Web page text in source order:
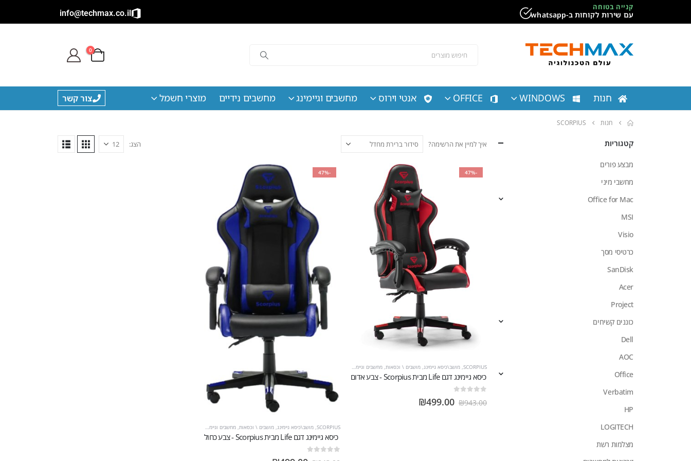
קנייה בטוחה
עם שירות לקוחות ב-whatsapp info@techmax.co.il
0
חנות WINDOWS
OFFICE אנטי וירוס מחשבים וגיימינג מחשבים נידיים מוצרי חשמל צור קשר
חנות SCORPIUS
איך למיין את הרשימה? הצג:
-47%
SCORPIUS מושב\כיסא גיימינג מושבים \ וכסאות מחשבים וגיימינג
כיסא גיימינג דגם Life מבית Scorpius - צבע אדום
₪943.00
₪499.00
-47%
SCORPIUS
, מושב\כיסא גיימינג, מושבים \ וכסאות, מחשבים וגיימינג
כיסא גיימינג דגם Life מבית Scorpius - צבע כחול
קטגוריות
מבצע פורים
מחשבי מיני
Office for Mac
MSI
Visio
כרטיסי מסך
SanDisk
Acer
Project
כוננים קשיחים
Dell
AOC
Office
Verbatim
HP
LOGITECH
מצלמות רשת